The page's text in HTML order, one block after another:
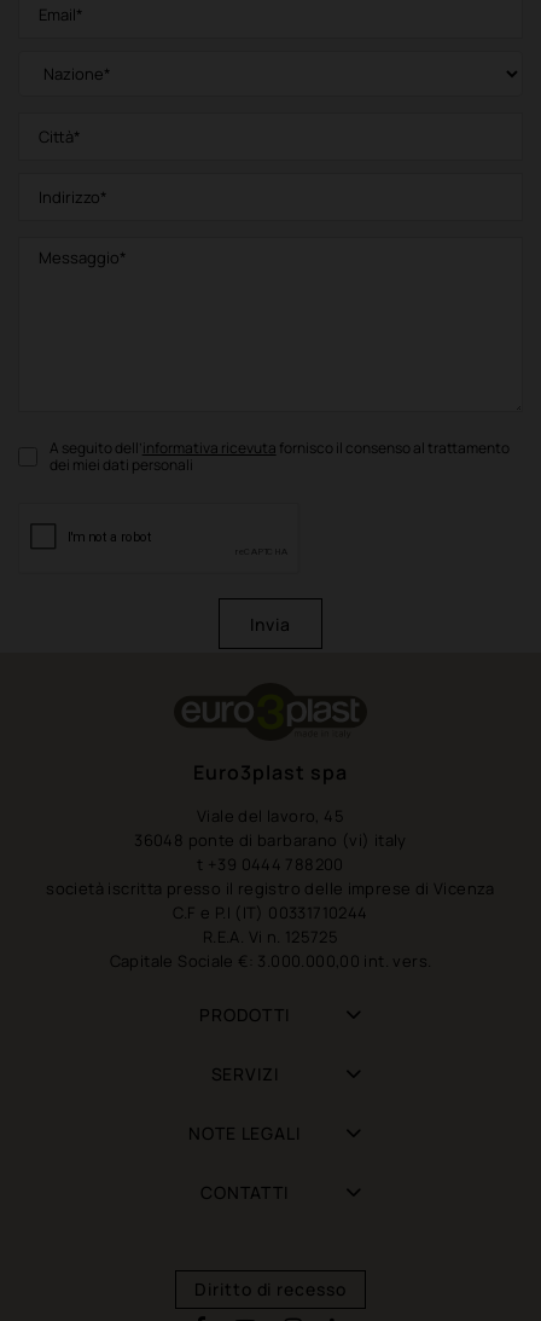
A seguito dell’informativa ricevuta fornisco il consenso al trattamento
dei miei dati personali
Invia
Euro3plast spa
Viale del lavoro, 45
36048 ponte di barbarano (vi) italy
t +39 0444 788200
società iscritta presso il registro delle imprese di Vicenza
C.F e P.I (IT) 00331710244
R.E.A. Vi n. 125725
Capitale Sociale €: 3.000.000,00 int. vers.
PRODOTTI
SERVIZI
NOTE LEGALI
CONTATTI
Diritto di recesso